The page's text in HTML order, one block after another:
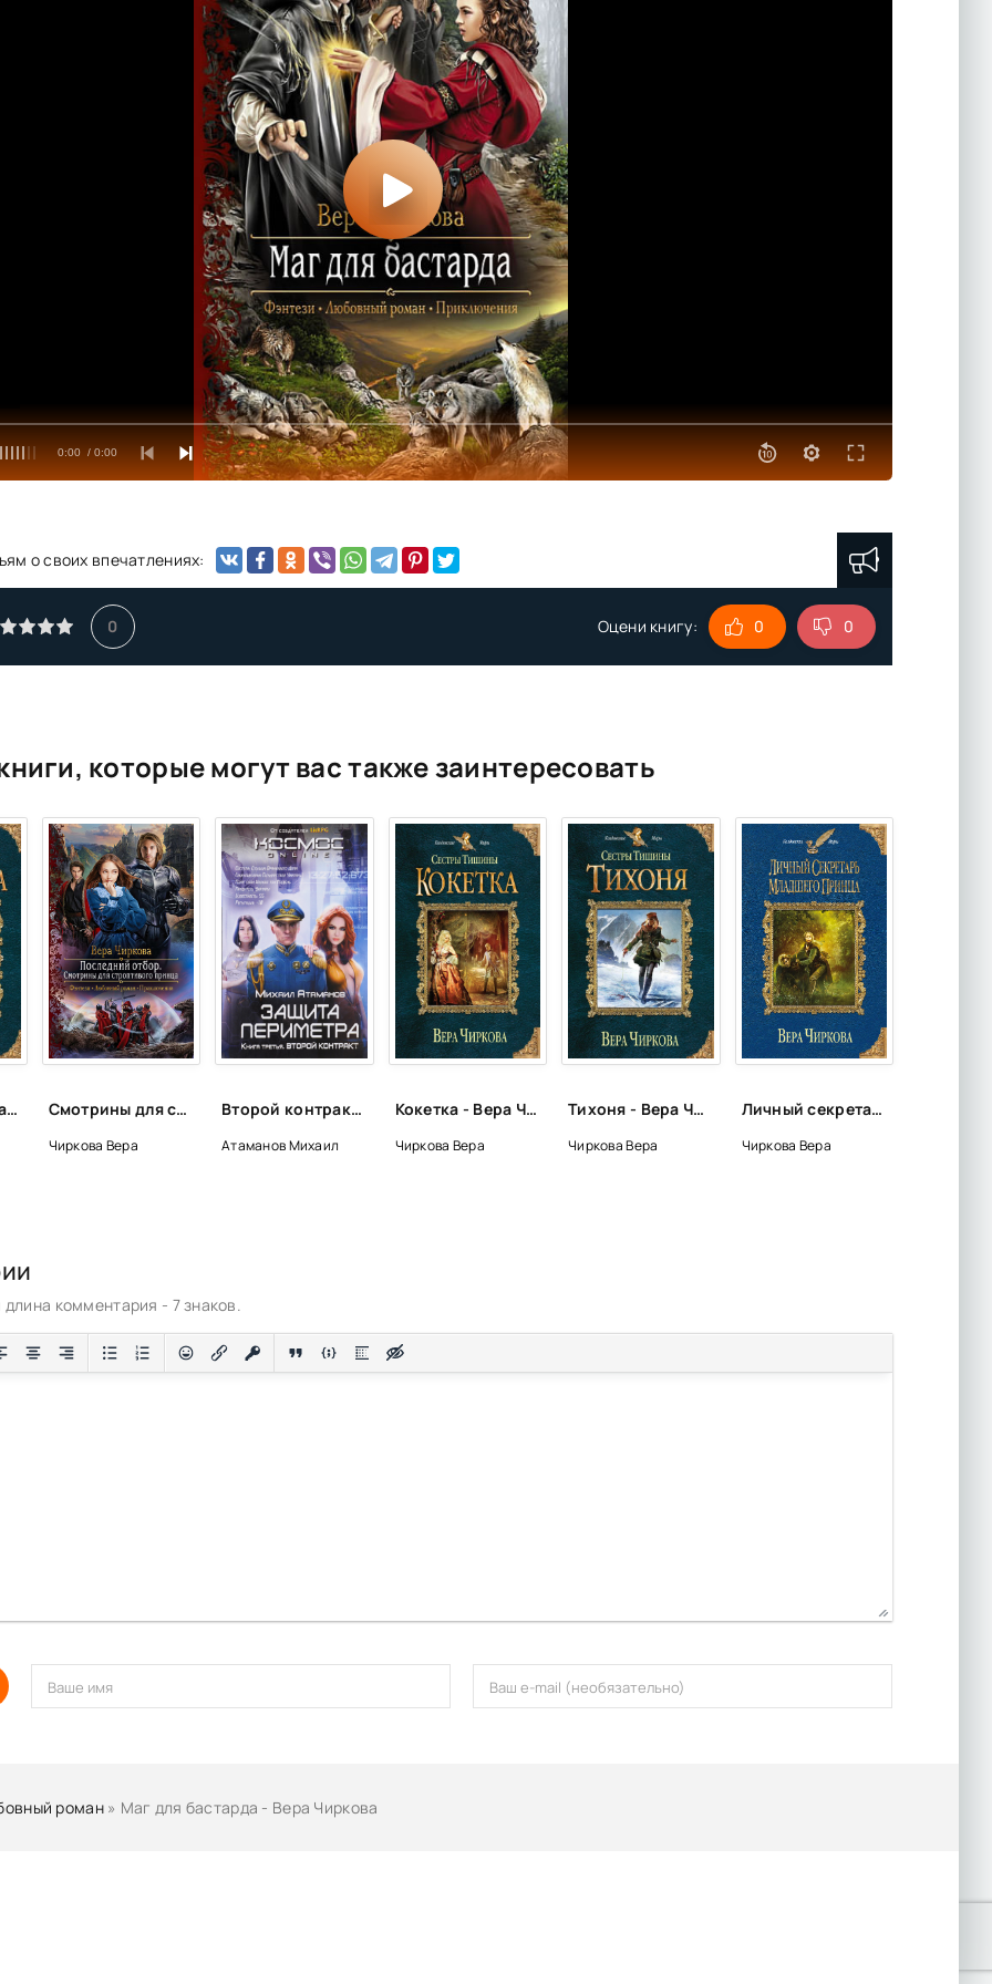
0:00 / 0:00
о своих впечатлениях:
0 Оцени книгу: 0 0
которые могут вас также заинтересовать
Глупышка - Вера Чиркова Смотрины для строптивого принца - Вера Чиркова
Чиркова Вера
Второй контракт - Михаил Атаманов
Атаманов Михаил
Кокетка - Вера Чиркова
Чиркова Вера
Тихоня - Вера Чиркова
Чиркова Вера
Личный секретарь младшего принца - Вера Чиркова
Чиркова Вера
комментария - 7 знаков.
роман» Маг для бастарда - Вера Чиркова